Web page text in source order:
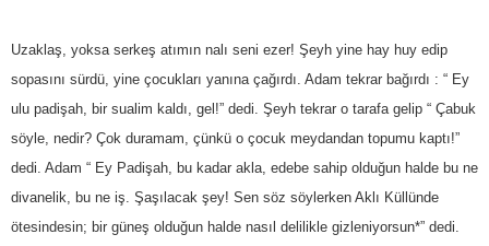
Uzaklaş, yoksa serkeş atımın nalı seni ezer! Şeyh yine hay huy edip
sopasını sürdü, yine çocukları yanına çağırdı. Adam tekrar bağırdı : “ Ey
ulu padişah, bir sualim kaldı, gel!” dedi. Şeyh tekrar o tarafa gelip “ Çabuk
söyle, nedir? Çok duramam, çünkü o çocuk meydandan topumu kaptı!”
dedi. Adam “ Ey Padişah, bu kadar akla, edebe sahip olduğun halde bu ne
divanelik, bu ne iş. Şaşılacak şey! Sen söz söylerken Aklı Küllünde
ötesindesin; bir güneş olduğun halde nasıl delilikle gizleniyorsun*” dedi.